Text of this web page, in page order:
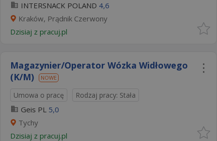
INTERSNACK POLAND 4,6
Kraków, Prądnik Czerwony
Dzisiaj z pracuj.pl
Magazynier/Operator Wózka Widłowego
(K/M)
NOWE
Umowa o pracę Rodzaj pracy: Stała
Geis PL 5,0
Tychy
Dzisiaj z pracuj.pl